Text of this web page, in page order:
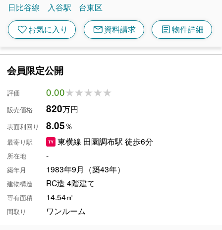
日比谷線 入谷駅 台東区
favoriteお気に入り mail資料請求 article物件詳細
会員限定公開
評価 0.00★★★★★
★★★★★
販売価格 820万円
表面利回り 8.05％
最寄り駅 東横線 田園調布駅 徒歩6分
所在地 -
築年月 1983年9月（築43年）
建物構造 RC造 4階建て
専有面積 14.54㎡
間取り ワンルーム